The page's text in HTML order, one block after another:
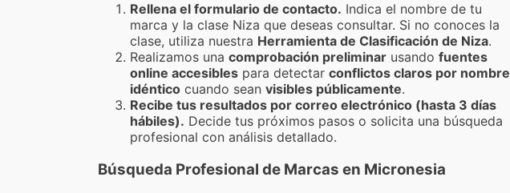
Rellena el formulario de contacto. Indica el nombre de tu
marca y la clase Niza que deseas consultar. Si no conoces la
clase, utiliza nuestra Herramienta de Clasificación de Niza.
Realizamos una comprobación preliminar usando fuentes
online accesibles para detectar conflictos claros por nombre
idéntico cuando sean visibles públicamente.
Recibe tus resultados por correo electrónico (hasta 3 días
hábiles). Decide tus próximos pasos o solicita una búsqueda
profesional con análisis detallado.
Búsqueda Profesional de Marcas en Micronesia